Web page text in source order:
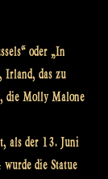
oder „In
Irland, das zu
die Molly Malone
als der 13. Juni
die Statue